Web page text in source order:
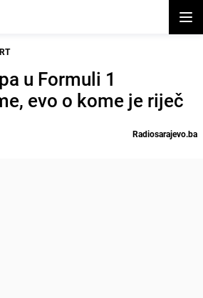
u Formuli 1
evo o kome je riječ
Radiosarajevo.ba